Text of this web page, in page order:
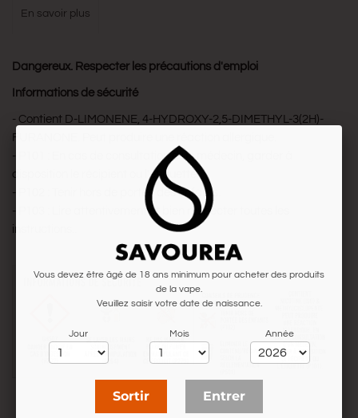
en savoir plus
Dangereux. Respecter les précautions d'emploi
Informations de sécurité
- Contient D-LIMONENE, 4-HYDROXY-2,5-DIMETHYL-3(2H)-
FURANONE. Peut produire une réaction allergique.
- P101 : En cas de consultation d'un médecin, garder à
disposition le récipient ou l'étiquette.
- P102 : Tenir hors de portée des enfants.
- P103 : Lire attentivement et bien respecter toutes les
instructions..
Vous devez être âgé de 18 ans minimum pour acheter des produits
de la vape.
Veuillez saisir votre date de naissance.
Jour Mois Année
Sortir Entrer